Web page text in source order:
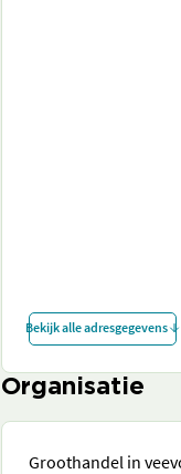
Bekijk alle adresgegevens
Organisatie
Groothandel in